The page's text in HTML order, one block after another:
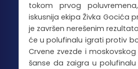
tokom prvog
iskusnija ekipa Živka Gocića
je završen nerešenim
će u polufinalu igrati protiv
Crvene zvezde i
šanse da zaigra u